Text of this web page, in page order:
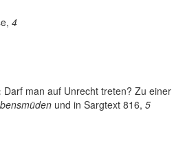
4
Darf man auf Unrecht treten? Zu einer
und in Sargtext 816, 5